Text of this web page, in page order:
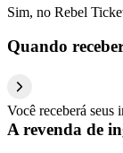
Sim, no Rebel
Quando
Você receberá seus
A revenda de